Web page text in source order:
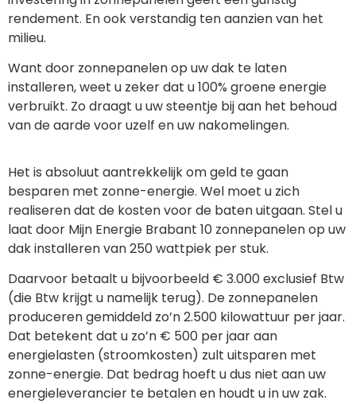
rendement. En ook verstandig ten aanzien van het
milieu.
Want door zonnepanelen op uw dak te laten
installeren, weet u zeker dat u 100% groene energie
verbruikt. Zo draagt u uw steentje bij aan het behoud
van de aarde voor uzelf en uw nakomelingen.
Het is absoluut aantrekkelijk om geld te gaan
besparen met zonne-energie. Wel moet u zich
realiseren dat de kosten voor de baten uitgaan. Stel u
laat door Mijn Energie Brabant 10 zonnepanelen op uw
dak installeren van 250 wattpiek per stuk.
Daarvoor betaalt u bijvoorbeeld € 3.000 exclusief Btw
(die Btw krijgt u namelijk terug). De zonnepanelen
produceren gemiddeld zo’n 2.500 kilowattuur per jaar.
Dat betekent dat u zo’n € 500 per jaar aan
energielasten (stroomkosten) zult uitsparen met
zonne-energie. Dat bedrag hoeft u dus niet aan uw
energieleverancier te betalen en houdt u in uw zak.